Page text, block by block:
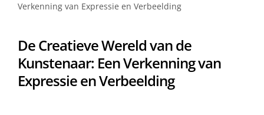
Verkenning van Expressie en Verbeelding
De Creatieve Wereld van de
Kunstenaar: Een Verkenning van
Expressie en Verbeelding